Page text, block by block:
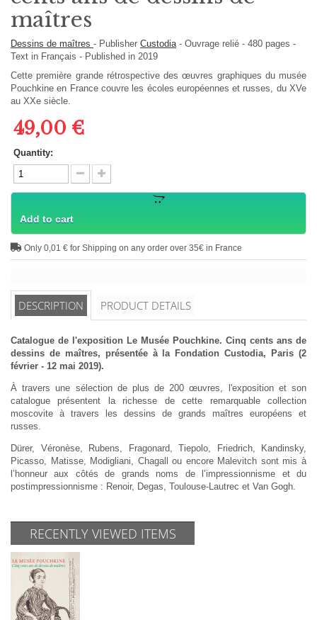
maîtres
Dessins de maîtres - Publisher Custodia - Ouvrage relié - 480 pages -
Text in Français - Published in 2019
Cette première grande rétrospective des œuvres graphiques du musée
Pouchkine en France couvre les écoles européennes et russes, du XVe
au XXe siècle.
49,00 €
Quantity:
Add to cart
Only 0,01 € for Shipping on any order over 35€ in France
DESCRIPTION PRODUCT DETAILS
Catalogue de l'exposition Le Musée Pouchkine. Cinq cents ans de
dessins de maîtres, présentée à la Fondation Custodia, Paris (2
février - 12 mai 2019).
À travers une sélection de plus de 200 œuvres, l'exposition et son
catalogue présentent la richesse de cette remarquable collection
moscovite à travers les dessins de grands maîtres européens et
russes.
Dürer, Véronèse, Rubens, Fragonard, Tiepolo, Friedrich, Kandinsky,
Picasso, Matisse, Modigliani, Chagall ou encore Malevitch sont mis à
l’honneur aux côtés de grands noms de l’impressionnisme et du
postimpressionnisme : Renoir, Degas, Toulouse-Lautrec et Van Gogh.
RECENTLY VIEWED ITEMS